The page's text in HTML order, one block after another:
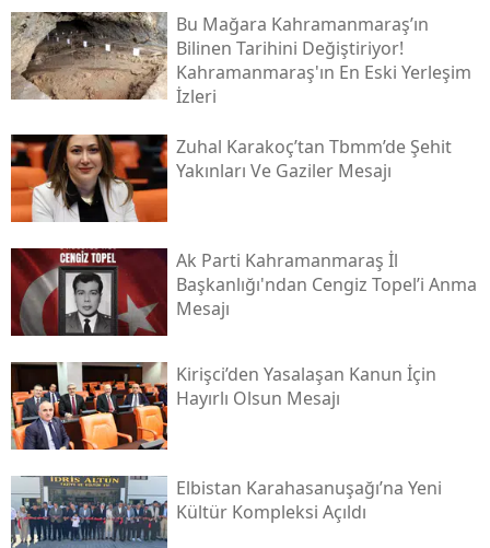
Bu Mağara Kahramanmaraş’ın
Bilinen Tarihini Değiştiriyor!
Kahramanmaraş'ın En Eski Yerleşim
İzleri
Zuhal Karakoç’tan Tbmm’de Şehit
Yakınları Ve Gaziler Mesajı
Ak Parti Kahramanmaraş İl
Başkanlığı'ndan Cengiz Topel’i Anma
Mesajı
Kirişci’den Yasalaşan Kanun İçin
Hayırlı Olsun Mesajı
Elbistan Karahasanuşağı’na Yeni
Kültür Kompleksi Açıldı